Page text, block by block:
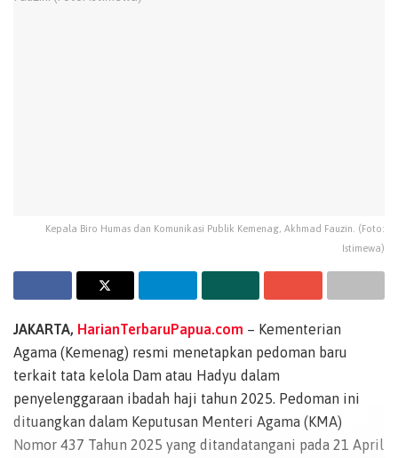
Kepala Biro Humas dan Komunikasi Publik Kemenag, Akhmad Fauzin. (Foto:
Istimewa)
JAKARTA, HarianTerbaruPapua.com – Kementerian
Agama (Kemenag) resmi menetapkan pedoman baru
terkait tata kelola Dam atau Hadyu dalam
penyelenggaraan ibadah haji tahun 2025. Pedoman ini
dituangkan dalam Keputusan Menteri Agama (KMA)
Nomor 437 Tahun 2025 yang ditandatangani pada 21 April